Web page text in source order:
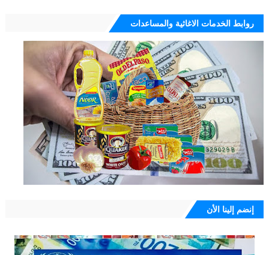
روابط الخدمات الاغاثية والمساعدات
إنضم إلينا الأن